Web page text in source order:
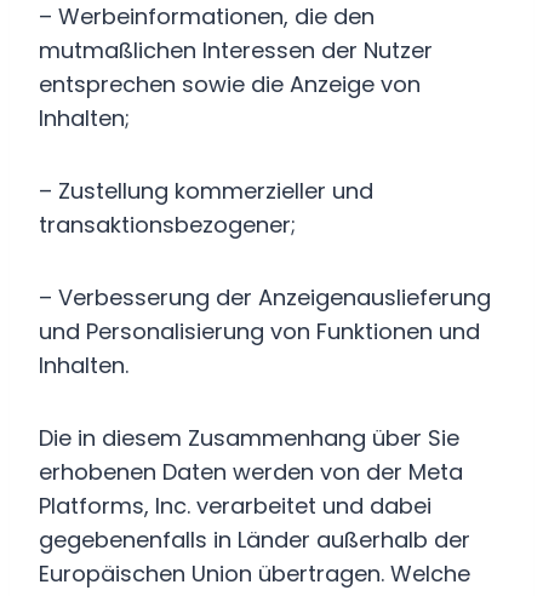
– Werbeinformationen, die den
mutmaßlichen Interessen der Nutzer
entsprechen sowie die Anzeige von
Inhalten;
– Zustellung kommerzieller und
transaktionsbezogener;
– Verbesserung der Anzeigenauslieferung
und Personalisierung von Funktionen und
Inhalten.
Die in diesem Zusammenhang über Sie
erhobenen Daten werden von der Meta
Platforms, Inc. verarbeitet und dabei
gegebenenfalls in Länder außerhalb der
Europäischen Union übertragen. Welche